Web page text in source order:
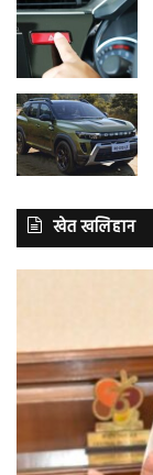
खेत खलिहान